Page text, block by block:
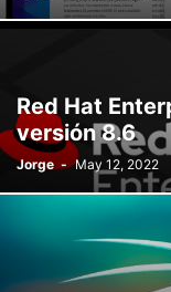
Red Hat
versión 8.6
Jorge - May 12, 2022